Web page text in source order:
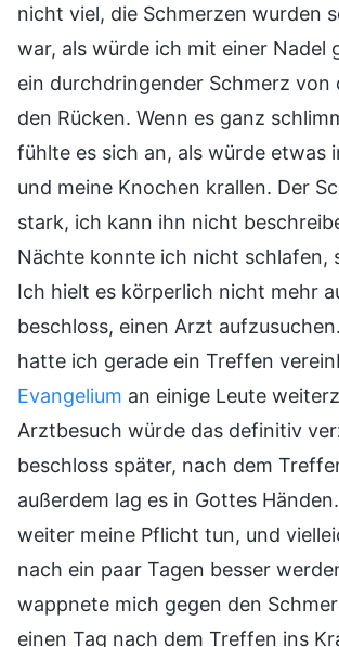
nicht viel, die Schmerzen wurden
war, als würde ich mit einer Nadel
ein durchdringender Schmerz von
den Rücken. Wenn es ganz
fühlte es sich an, als würde etwas
und meine Knochen krallen. Der
stark, ich kann ihn nicht
Nächte konnte ich nicht schlafen,
Ich hielt es körperlich nicht mehr
beschloss, einen Arzt
hatte ich gerade ein Treffen
Evangelium an einige Leute
Arztbesuch würde das definitiv
beschloss später, nach dem
außerdem lag es in Gottes
weiter meine Pflicht tun, und
nach ein paar Tagen besser
wappnete mich gegen den
einen Tag nach dem Treffen ins